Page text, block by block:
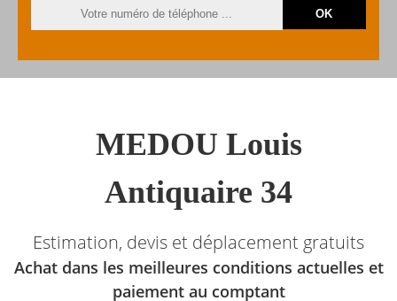
MEDOU Louis
Antiquaire 34
Estimation, devis et déplacement gratuits
Achat dans les meilleures conditions actuelles et
paiement au comptant